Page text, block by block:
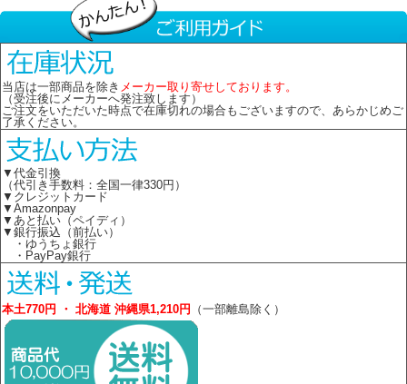
当店は一部商品を除き メーカー取り寄せしております。
（受注後にメーカーへ発注致します）
ご注文をいただいた時点で在庫切れの場合もございますので、あらかじめご
了承ください。
▼代金引換
（代引き手数料：全国一律330円）
▼クレジットカード
▼Amazonpay
▼あと払い（ペイディ）
▼銀行振込（前払い）
・ゆうちょ銀行
・PayPay銀行
本土770円 ・ 北海道 沖縄県1,210円 （一部離島除く）